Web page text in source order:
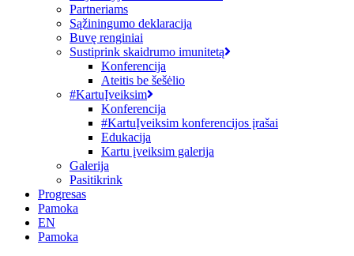
Partneriams
Sąžiningumo deklaracija
Buvę renginiai
Sustiprink skaidrumo imunitetą
Konferencija
Ateitis be šešėlio
#KartuĮveiksim
Konferencija
#KartuĮveiksim konferencijos įrašai
Edukacija
Kartu įveiksim galerija
Galerija
Pasitikrink
Progresas
Pamoka
EN
Pamoka